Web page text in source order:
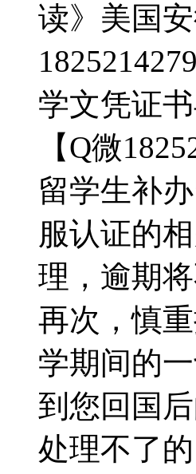
读》美国
学文凭证
【Q微
留学生补
服认证的
理，逾期
再次，慎
学期间的
到您回国
处理不了